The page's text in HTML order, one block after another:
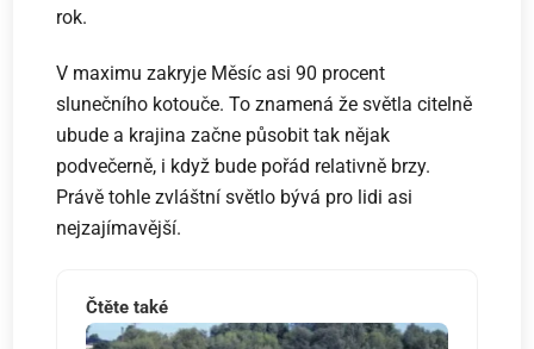
rok.
V maximu zakryje Měsíc asi 90 procent
slunečního kotouče. To znamená že světla citelně
ubude a krajina začne působit tak nějak
podvečerně, i když bude pořád relativně brzy.
Právě tohle zvláštní světlo bývá pro lidi asi
nejzajímavější.
Čtěte také